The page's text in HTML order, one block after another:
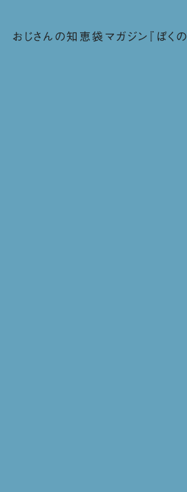
おじさんの知恵袋マガジン『ぼくの